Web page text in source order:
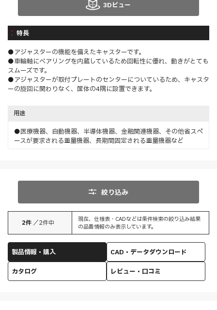
3Dビュー
特長
●アジャスターの機能を備えたキャスターです。
●車輪軸にベアリングを内蔵しているため回転性に優れ、動きがとても
スムーズです。
●アジャスターが取付プレートのセンターについているため、キャスタ
ーの旋回に関わりなく、筐体の4隅に設置できます。
用途
●医療機器、自動機器、半導体機器、金融関連機器、その他省スペ
ースが要求される重量機器、長期間固定される重量機器など
絞り込み
2件 ／2件中
現在、仕様表・CADなどは条件検索の絞り込み結果
の品番情報のみ表示しています。
製品情報・購入
CAD・データダウンロード
カタログ
レビュー・口コミ